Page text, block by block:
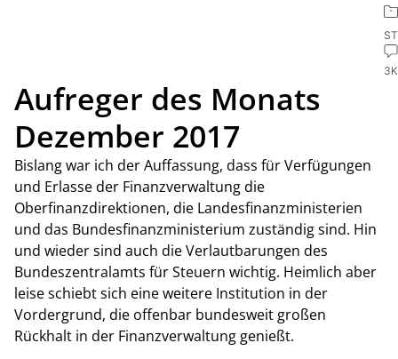
Aufreger des Monats
Dezember 2017
Bislang war ich der Auffassung, dass für Verfügungen
und Erlasse der Finanzverwaltung die
Oberfinanzdirektionen, die Landesfinanzministerien
und das Bundesfinanzministerium zuständig sind. Hin
und wieder sind auch die Verlautbarungen des
Bundeszentralamts für Steuern wichtig. Heimlich aber
leise schiebt sich eine weitere Institution in der
Vordergrund, die offenbar bundesweit großen
Rückhalt in der Finanzverwaltung genießt.